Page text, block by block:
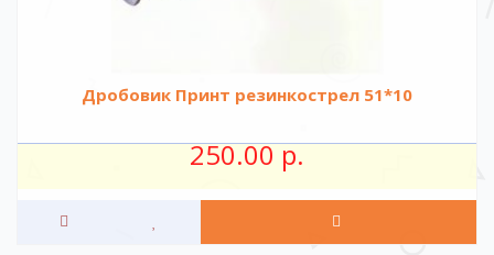
Дробовик Принт резинкострел 51*10
250.00 р.